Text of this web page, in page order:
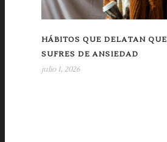
HÁBITOS QUE DELATAN QUE
SUFRES DE ANSIEDAD
julio 1, 2026